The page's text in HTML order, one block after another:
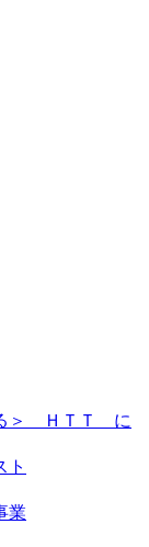
＞ ＨＴＴ に
ト
業